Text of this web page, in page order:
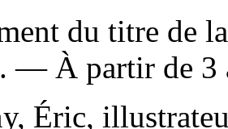
du titre de
— À partir de
Éric,